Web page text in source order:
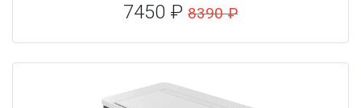
7450 ₽ 8390 ₽